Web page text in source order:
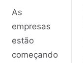
As
empresas
estão
começando